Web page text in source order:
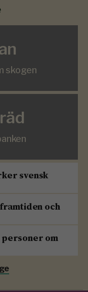
skogen
svensk
och
personer om